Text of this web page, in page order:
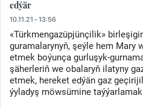
edýär
10.11.21 - 13:56
«Türkmengazüpjünçilik»
guramalarynyň, şeýle hem Mary
etmek boýunça gurluşyk-
şäherleriň we obalaryň ilatyny
etmek, hereket edýän gaz
ýyladyş möwsümine